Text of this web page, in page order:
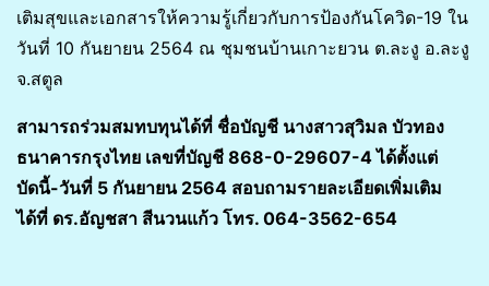
เติมสุขและเอกสารให้ความรู้เกี่ยวกับการป้องกันโควิด-19 ใน
วันที่ 10 กันยายน 2564 ณ ชุมชนบ้านเกาะยวน ต.ละงู อ.ละงู
จ.สตูล
สามารถร่วมสมทบทุนได้ที่ ชื่อบัญชี นางสาวสุวิมล บัวทอง
ธนาคารกรุงไทย เลขที่บัญชี 868-0-29607-4 ได้ตั้งแต่
บัดนี้-วันที่ 5 กันยายน 2564 สอบถามรายละเอียดเพิ่มเติม
ได้ที่ ดร.อัญชสา สีนวนแก้ว โทร. 064-3562-654